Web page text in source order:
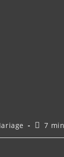
7